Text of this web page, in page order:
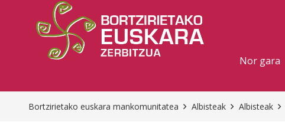
Nor gara
Bortzirietako euskara mankomunitatea Albisteak Albisteak